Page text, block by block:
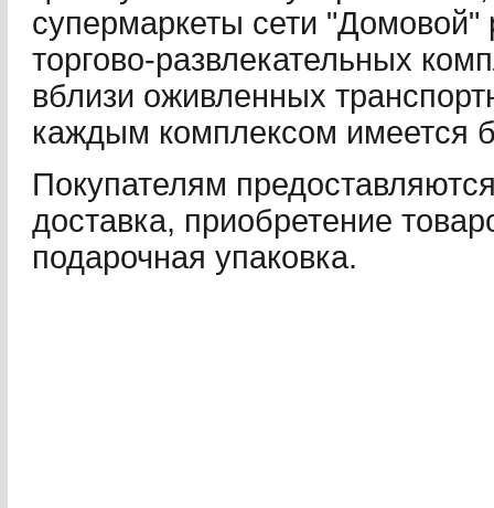
супермаркеты сети "Домовой"
торгово-развлекательных
вблизи оживленных
каждым комплексом имеется
Покупателям
доставка, приобретение
подарочная упаковка.